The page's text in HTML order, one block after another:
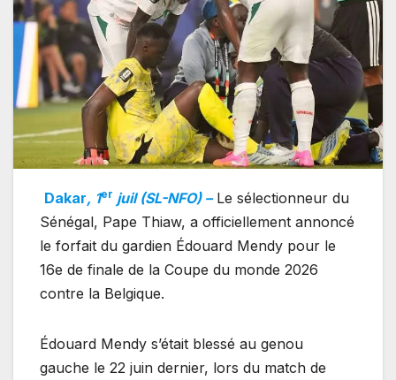
Dakar, 1er juil (SL-NFO) – Le sélectionneur du
Sénégal, Pape Thiaw, a officiellement annoncé
le forfait du gardien Édouard Mendy pour le
16e de finale de la Coupe du monde 2026
contre la Belgique.
Édouard Mendy s’était blessé au genou
gauche le 22 juin dernier, lors du match de